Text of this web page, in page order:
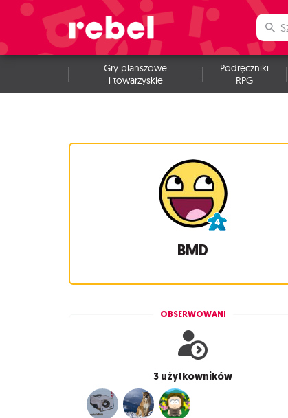
Gry planszowe
i towarzyskie
Podręczniki
RPG
BMD
OBSERWOWANI
3 użytkowników